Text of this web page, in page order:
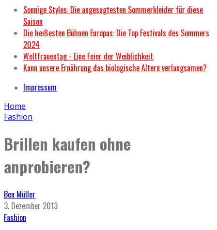
Sonnige Styles: Die angesagtesten Sommerkleider für diese
Saison
Die heißesten Bühnen Europas: Die Top Festivals des Sommers
2024
Weltfrauentag - Eine Feier der Weiblichkeit
Kann unsere Ernährung das biologische Altern verlangsamen?
Impressum
Home
Fashion
Brillen kaufen ohne
anprobieren?
Ben Müller
3. Dezember 2013
Fashion